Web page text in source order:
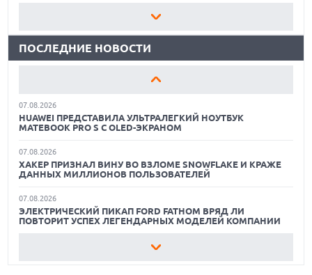
ЛУЧШИЕ АВТОНОМНЫЕ ГАЗОНОКОСИЛКИ В 2026 ГОДУ
ЛУЧШИЕ ВИДЕОРЕГИСТРАТОРЫ В 2026 ГОДУ
КАК БЕЗОПАСНО КУПИТЬ Б/У СМАРТФОН
ЛУЧШИЕ АВТОНОМНЫЕ ГАЗОНОКОСИЛКИ В 2026 ГОДУ
КАК БЕЗОПАСНО КУПИТЬ Б/У СМАРТФОН
ПОСЛЕДНИЕ НОВОСТИ
НА КЕЙСЕ ДЛЯ УПРАВЛЕНИЯ МУЗЫКОЙ
07.08.2026
КАМЕРЫ В СМАРТФОНАХ PIXEL 11 PRO
07.08.2026
HUAWEI ПРЕДСТАВИЛА УЛЬТРАЛЕГКИЙ НОУТБУК
MATEBOOK PRO S С OLED-ЭКРАНОМ
07.08.2026
ХАКЕР ПРИЗНАЛ ВИНУ ВО ВЗЛОМЕ SNOWFLAKE И КРАЖЕ
ДАННЫХ МИЛЛИОНОВ ПОЛЬЗОВАТЕЛЕЙ
07.08.2026
ЭЛЕКТРИЧЕСКИЙ ПИКАП FORD FATHOM ВРЯД ЛИ
ПОВТОРИТ УСПЕХ ЛЕГЕНДАРНЫХ МОДЕЛЕЙ КОМПАНИИ